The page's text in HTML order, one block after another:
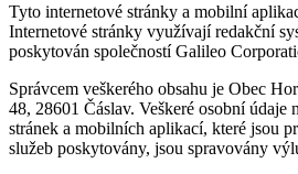
Tyto internetové stránky a mobilní
Internetové stránky využívají redakční
poskytován společností Galileo
Správcem veškerého obsahu je Obec
48, 28601 Čáslav. Veškeré osobní údaje
stránek a mobilních aplikací, které jsou
služeb poskytovány, jsou spravovány